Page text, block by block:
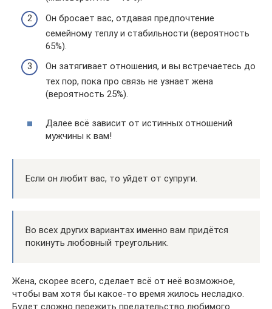
Он бросает вас, отдавая предпочтение
семейному теплу и стабильности (вероятность
65%).
Он затягивает отношения, и вы встречаетесь до
тех пор, пока про связь не узнает жена
(вероятность 25%).
Далее всё зависит от истинных отношений
мужчины к вам!
Если он любит вас, то уйдет от супруги.
Во всех других вариантах именно вам придётся
покинуть любовный треугольник.
Жена, скорее всего, сделает всё от неё возможное,
чтобы вам хотя бы какое-то время жилось несладко.
Будет сложно пережить предательство любимого